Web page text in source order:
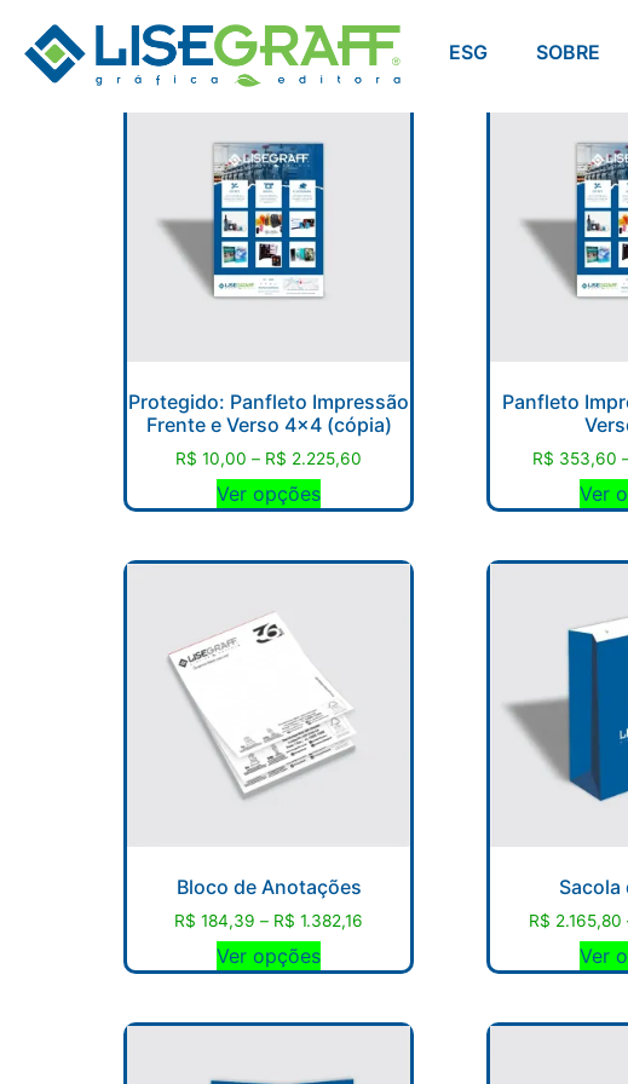
ESG SOBRE
Protegido: Panfleto Impressão
Frente e Verso 4×4 (cópia)
R$ 10,00 – R$ 2.225,60
Ver opções
Panfleto
R$ 353,60
Ver
Bloco de Anotações
R$ 184,39 – R$ 1.382,16
Ver opções
Sacola
R$ 2.165,80
Ver